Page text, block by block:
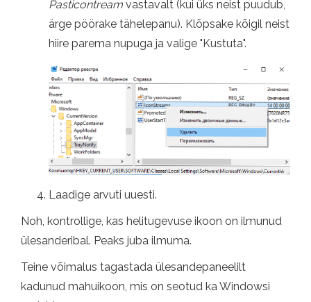
Pasticontream vastavalt (kui üks neist puudub,
ärge pöörake tähelepanu). Klõpsake kõigil neist
hiire parema nupuga ja valige "Kustuta".
Laadige arvuti uuesti.
Noh, kontrollige, kas helitugevuse ikoon on ilmunud
ülesanderibal. Peaks juba ilmuma.
Teine võimalus tagastada ülesandepaneelilt
kadunud mahuikoon, mis on seotud ka Windowsi